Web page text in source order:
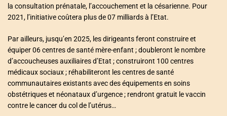
la consultation prénatale, l’accouchement et la césarienne. Pour
2021, l’initiative coûtera plus de 07 milliards à l’Etat.
Par ailleurs, jusqu’en 2025, les dirigeants feront construire et
équiper 06 centres de santé mère-enfant ; doubleront le nombre
d’accoucheuses auxiliaires d’Etat ; construiront 100 centres
médicaux sociaux ; réhabiliteront les centres de santé
communautaires existants avec des équipements en soins
obstétriques et néonataux d’urgence ; rendront gratuit le vaccin
contre le cancer du col de l’utérus…